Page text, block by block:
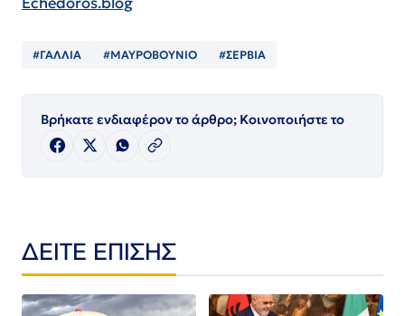
#ΓΑΛΛΙΑ #ΜΑΥΡΟΒΟΥΝΙΟ #ΣΕΡΒΙΑ
Βρήκατε ενδιαφέρον το άρθρο; Κοινοποιήστε το
ΔΕΙΤΕ ΕΠΙΣΗΣ